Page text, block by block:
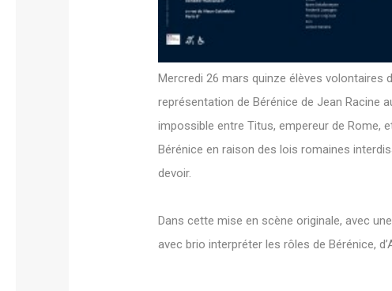
Mercredi 26 mars quinze élèves volontaires
représentation de Bérénice de Jean Racine
impossible entre Titus, empereur de Rome,
Bérénice en raison des lois romaines
devoir.
Dans cette mise en scène originale, avec
avec brio interpréter les rôles de Bérénice,